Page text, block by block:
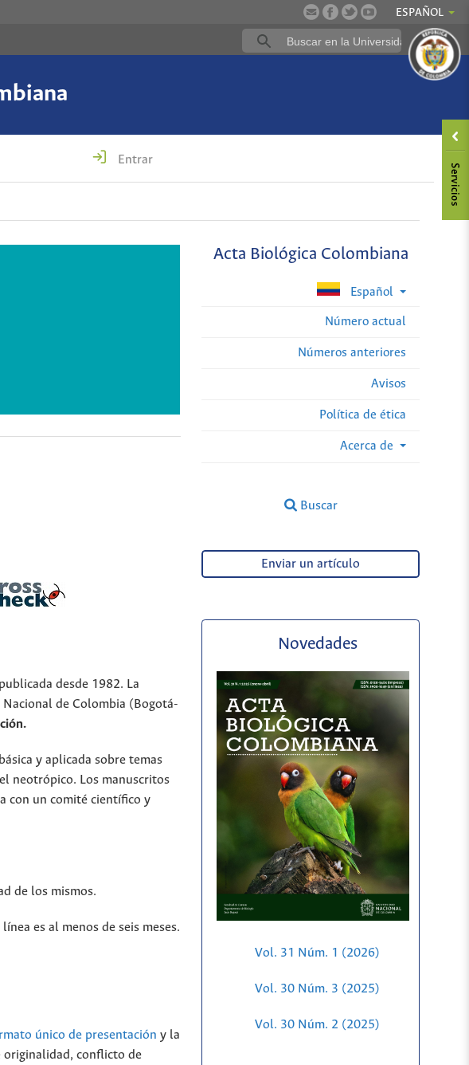
ESPAÑOL
Entrar
Acta Biológica Colombiana
Español
Número actual
Números anteriores
Avisos
Política de ética
Acerca de
Buscar
desde 1982. La
de Colombia (Bogotá-
y aplicada sobre temas
neotrópico. Los manuscritos
con un comité científico y
de los mismos.
es al menos de seis meses.
único de presentación y la
originalidad, conflicto de
Enviar un artículo
Novedades
Vol. 31 Núm. 1 (2026)
Vol. 30 Núm. 3 (2025)
Vol. 30 Núm. 2 (2025)